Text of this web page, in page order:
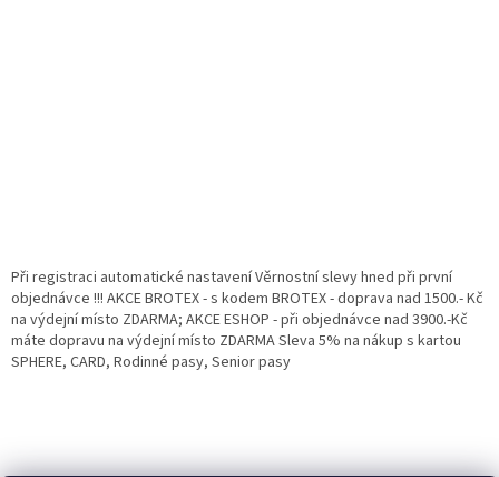
Při registraci automatické nastavení Věrnostní slevy hned při první
objednávce !!! AKCE BROTEX - s kodem BROTEX - doprava nad 1500.- Kč
na výdejní místo ZDARMA; AKCE ESHOP - při objednávce nad 3900.-Kč
máte dopravu na výdejní místo ZDARMA Sleva 5% na nákup s kartou
SPHERE, CARD, Rodinné pasy, Senior pasy